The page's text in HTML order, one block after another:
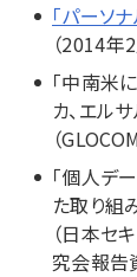
「パーソ
（2014年2
「中南米
カ、エル
（
「個人デ
た取り組
（日本セ
究会報告